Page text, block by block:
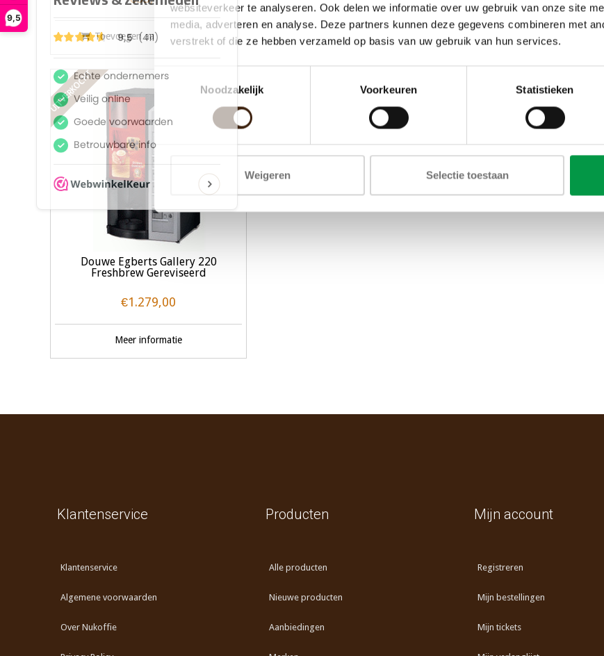
websiteverkeer te analyseren. Ook delen we informatie over uw gebruik van onze site
media, adverteren en analyse. Deze partners kunnen deze gegevens combineren met
verstrekt of die ze hebben verzameld op basis van uw gebruik van hun services.
Toestemmingsselectie
Noodzakelijk
Voorkeuren Statistieken
Weigeren Selectie toestaan
9,5
Toevoegen aan winkelwagen Toevoegen aan winkelwagen Toevoegen aan
UITVERKOCHT
Douwe Egberts Gallery 220
Freshbrew Gereviseerd
€1.279,00
Meer informatie
Klantenservice
Klantenservice
Algemene voorwaarden
Over Nukoffie
Producten
Alle producten
Nieuwe producten
Aanbiedingen
Mijn account
Registreren
Mijn bestellingen
Mijn tickets